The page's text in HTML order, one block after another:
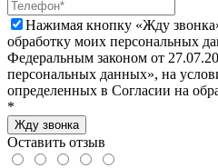
Нажимая кнопку «Жду
обработку моих персональных
Федеральным законом от
персональных данных», на
определенных в Согласии на
*
Жду звонка
Оставить отзыв